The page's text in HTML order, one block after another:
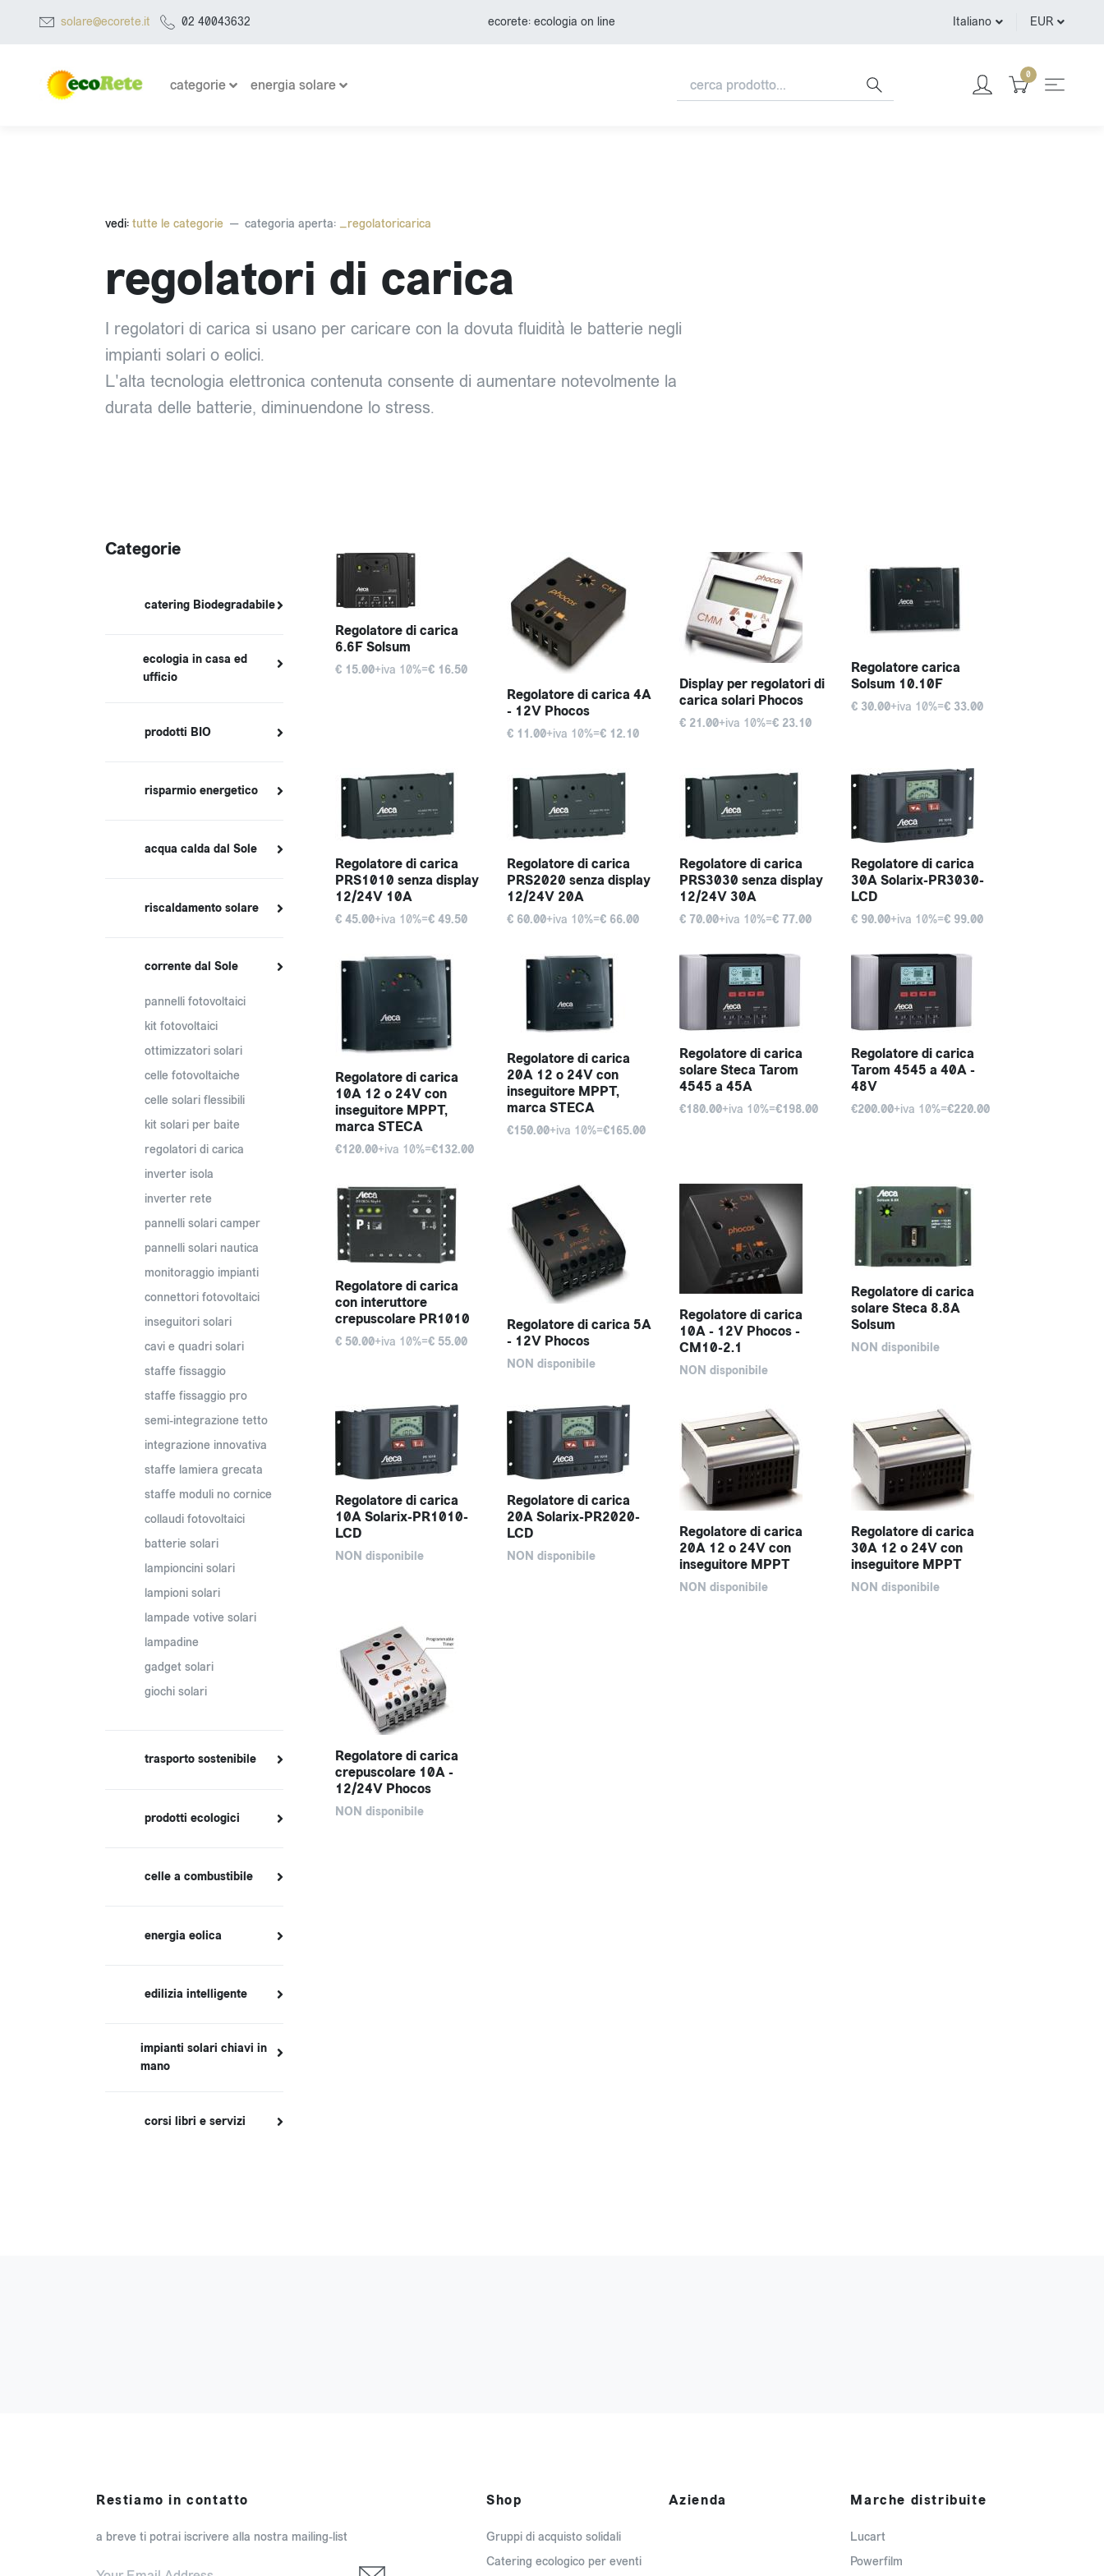
solare@ecorete.it 02 40043632 ecorete: ecologia on line Italiano EUR
categorie energia solare
0
vedi: tutte le categorie categoria aperta: _regolatoricarica
regolatori di carica
I regolatori di carica si usano per caricare con la dovuta fluidità le batterie negli
impianti solari o eolici.
L'alta tecnologia elettronica contenuta consente di aumentare notevolmente la
durata delle batterie, diminuendone lo stress.
Regolatore di carica
6.6F Solsum
€ 15.00+iva 10%=€ 16.50
Regolatore di carica 4A
- 12V Phocos
€ 11.00+iva 10%=€ 12.10
Display per regolatori di
carica solari Phocos
€ 21.00+iva 10%=€ 23.10
Regolatore carica
Solsum 10.10F
€ 30.00+iva 10%=€ 33.00
Regolatore di carica
PRS1010 senza display
12/24V 10A
€ 45.00+iva 10%=€ 49.50
Regolatore di carica
PRS2020 senza display
12/24V 20A
€ 60.00+iva 10%=€ 66.00
Regolatore di carica
PRS3030 senza display
12/24V 30A
€ 70.00+iva 10%=€ 77.00
Regolatore di carica
30A Solarix-PR3030-
LCD
€ 90.00+iva 10%=€ 99.00
Regolatore di carica
10A 12 o 24V con
inseguitore MPPT,
marca STECA
€120.00+iva 10%=€132.00
Regolatore di carica
20A 12 o 24V con
inseguitore MPPT,
marca STECA
€150.00+iva 10%=€165.00
Regolatore di carica
solare Steca Tarom
4545 a 45A
€180.00+iva 10%=€198.00
Regolatore di carica
Tarom 4545 a 40A -
48V
€200.00+iva 10%=€220.00
Regolatore di carica
con interuttore
crepuscolare PR1010
€ 50.00+iva 10%=€ 55.00
Regolatore di carica 5A
- 12V Phocos
NON disponibile
Regolatore di carica
10A - 12V Phocos -
CM10-2.1
NON disponibile
Regolatore di carica
solare Steca 8.8A
Solsum
NON disponibile
Regolatore di carica
10A Solarix-PR1010-
LCD
NON disponibile
Regolatore di carica
20A Solarix-PR2020-
LCD
NON disponibile
Regolatore di carica
20A 12 o 24V con
inseguitore MPPT
NON disponibile
Regolatore di carica
30A 12 o 24V con
inseguitore MPPT
NON disponibile
Regolatore di carica
crepuscolare 10A -
12/24V Phocos
NON disponibile
Categorie
catering Biodegradabile
ecologia in casa ed
ufficio
prodotti BIO
risparmio energetico
acqua calda dal Sole
riscaldamento solare
corrente dal Sole
pannelli fotovoltaici
kit fotovoltaici
ottimizzatori solari
celle fotovoltaiche
celle solari flessibili
kit solari per baite
regolatori di carica
inverter isola
inverter rete
pannelli solari camper
pannelli solari nautica
monitoraggio impianti
connettori fotovoltaici
inseguitori solari
cavi e quadri solari
staffe fissaggio
staffe fissaggio pro
semi-integrazione tetto
integrazione innovativa
staffe lamiera grecata
staffe moduli no cornice
collaudi fotovoltaici
batterie solari
lampioncini solari
lampioni solari
lampade votive solari
lampadine
gadget solari
giochi solari
trasporto sostenibile
prodotti ecologici
celle a combustibile
energia eolica
edilizia intelligente
impianti solari chiavi in
mano
corsi libri e servizi
Restiamo in contatto
a breve ti potrai iscrivere alla nostra mailing-list
Shop
Gruppi di acquisto solidali
Catering ecologico per eventi
Azienda Marche distribuite
Lucart
Powerfilm